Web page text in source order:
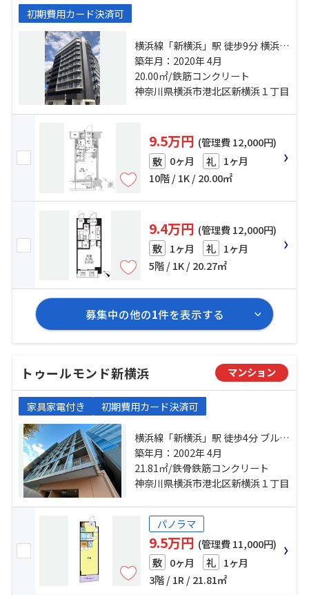
初期費用カード決済可
横浜線「新横浜」駅 徒歩9分 横浜線
「小机」駅 徒歩19分 ブルーライン
「岸根公園」駅 徒歩21分
築年月：2020年 4月
20.00㎡/鉄筋コンクリート
神奈川県横浜市港北区新横浜１丁目
9.5万円 (管理費 12,000円)
敷 0ヶ月 礼 1ヶ月
10階 / 1K / 20.00㎡
9.4万円 (管理費 12,000円)
敷 1ヶ月 礼 1ヶ月
5階 / 1K / 20.27㎡
募集中の他の1件を表示する
トゥールモンド新横浜 マンション
家具家電付き 初期費用カード決済可
横浜線「新横浜」駅 徒歩4分 ブルー
ライン「岸根公園」駅 徒歩20分 横
浜線「小机」駅 徒歩20分
築年月：2002年 4月
21.81㎡/鉄骨鉄筋コンクリート
神奈川県横浜市港北区新横浜１丁目
パノラマ
9.5万円 (管理費 11,000円)
敷 0ヶ月 礼 1ヶ月
3階 / 1R / 21.81㎡